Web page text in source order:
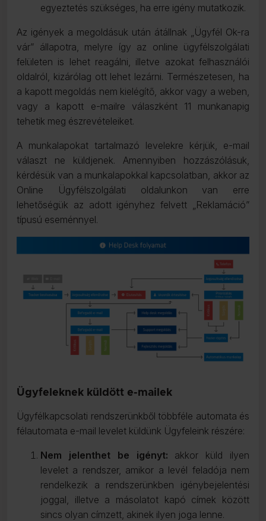
egyeztetés szükséges, ha erre igény mutatkozik.
Az igények a megoldásuk után átállnak „Ügyfél Ok-ra
vár” állapotra, melyre így az online ügyfélszolgálati
felületen is lehet reagálni, illetve azokat felhasználói
oldalról, kizárólag ott lehet lezárni. Természetesen, ha
a kapott megoldás nem kielégítő, akkor vagy a weben,
vagy a kapott e-mailre válaszként 11 munkanapig
tehetik meg észrevételeiket.
A munkalapokat tartalmazó levelekre kérjük, e-mail
választ ne küldjenek. Amennyiben hozzászólásuk,
kérdésük van a munkalapokkal kapcsolatban, akkor az
Online Ügyfélszolgálati oldalunkon van erre
lehetőségük az adott igényhez felvett „Reklamáció”
típusú eseménnyel.
Ügyfeleknek küldött e-mailek
Ügyfélkapcsolati rendszerünkből többféle automata és
félautomata e-mail levelet küldünk Ügyfeleink részére:
Nem jelenthet be igényt: akkor küld ilyen
levelet a rendszer, amikor a levél feladója nem
rendelkezik a rendszerünkben igénybejelentési
joggal, illetve a másolatot kapó címek között
sincs olyan címzett, akinek ilyen joga lenne.